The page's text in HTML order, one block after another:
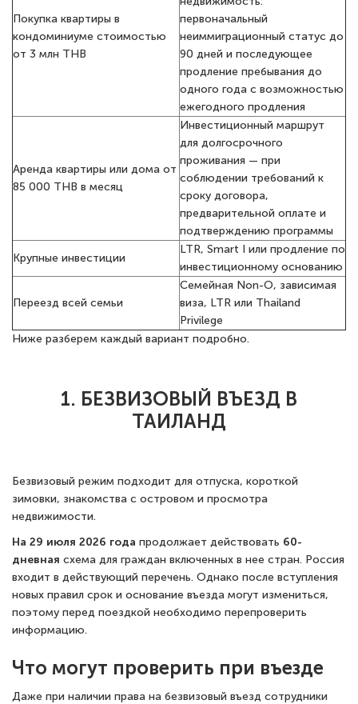
Покупка квартиры в
кондоминиуме стоимостью
от 3 млн THB
первоначальный
неиммиграционный статус до
90 дней и последующее
продление пребывания до
одного года с возможностью
ежегодного продления
Аренда квартиры или дома от
85 000 THB в месяц
Инвестиционный маршрут
для долгосрочного
проживания — при
соблюдении требований к
сроку договора,
предварительной оплате и
подтверждению программы
Крупные инвестиции
LTR, Smart I или продление по
инвестиционному основанию
Переезд всей семьи
Семейная Non-O, зависимая
виза, LTR или Thailand
Privilege
Ниже разберем каждый вариант подробно.
1. БЕЗВИЗОВЫЙ ВЪЕЗД В
ТАИЛАНД
Безвизовый режим подходит для отпуска, короткой
зимовки, знакомства с островом и просмотра
недвижимости.
На 29 июля 2026 года продолжает действовать 60-
дневная схема для граждан включенных в нее стран. Россия
входит в действующий перечень. Однако после вступления
новых правил срок и основание въезда могут измениться,
поэтому перед поездкой необходимо перепроверить
информацию.
Что могут проверить при въезде
Даже при наличии права на безвизовый въезд сотрудники